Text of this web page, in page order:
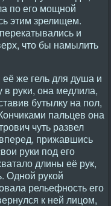
по его мощной
этим зрелищем.
и
что бы намылить
же гель для душа и
в руки, она медлила,
бутылку на пол,
пальцев она
чуть развел
прижавшись
руки под его
длины её рук,
Одной рукой
рельефность его
к ней лицом,